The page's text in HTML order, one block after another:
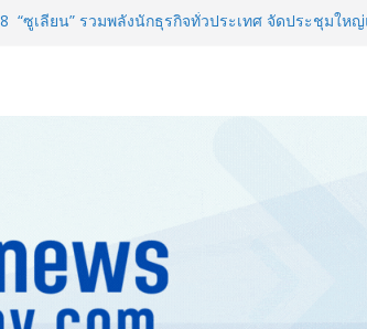
“ซูเลียน” รวมพลังนักธุรกิจทั่วประเทศ จัดประชุมให
าคต
จับมือแคนาดา ดันเทคโนโลยีดักจับคาร์บอนเครื่อง
ย ปูทางอุตสาหกรรมปูนซีเมนต์สู่ Net Zero 2050